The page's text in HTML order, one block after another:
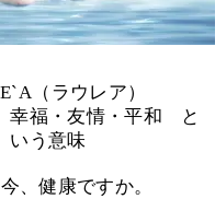
（ラウレア）
福・友情・平和 と
いう意味
、健康ですか。